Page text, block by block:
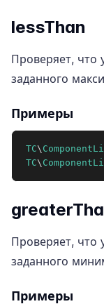
lessThan
Проверяет, что
заданного
Примеры
TC\
TC\
Проверяет, что
заданного
Примеры